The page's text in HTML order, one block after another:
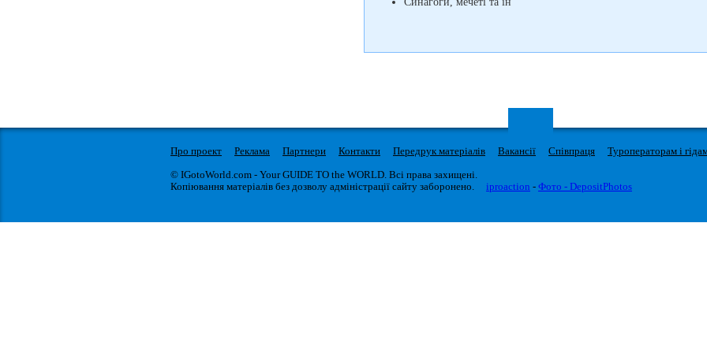
Про проект Реклама Партнери Контакти Передрук матеріалів Вакансії Співпраця Туроператорам і
© IGotoWorld.com - Your GUIDE TO the WORLD. Всі права захищені.
Копіювання матеріалів без дозволу адміністрації сайту заборонено.
iproaction - Фото - DepositPhotos